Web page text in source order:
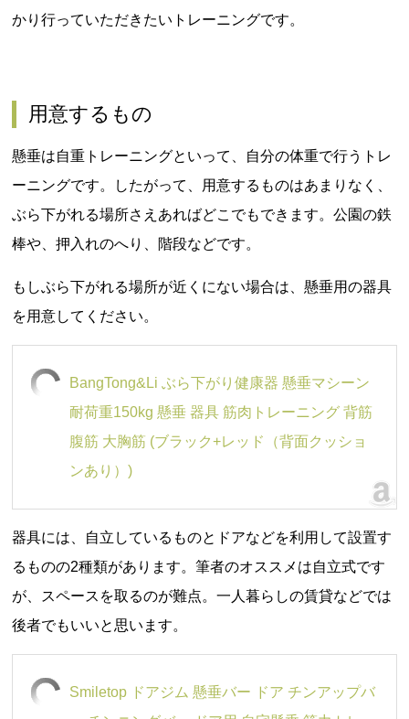
かり行っていただきたいトレーニングです。
用意するもの
懸垂は自重トレーニングといって、自分の体重で行うトレ
ーニングです。したがって、用意するものはあまりなく、
ぶら下がれる場所さえあればどこでもできます。公園の鉄
棒や、押入れのへり、階段などです。
もしぶら下がれる場所が近くにない場合は、懸垂用の器具
を用意してください。
BangTong&Li ぶら下がり健康器 懸垂マシーン
耐荷重150kg 懸垂 器具 筋肉トレーニング 背筋
腹筋 大胸筋 (ブラック+レッド（背面クッショ
ンあり）)
器具には、自立しているものとドアなどを利用して設置す
るものの2種類があります。筆者のオススメは自立式です
が、スペースを取るのが難点。一人暮らしの賃貸などでは
後者でもいいと思います。
Smiletop ドアジム 懸垂バー ドア チンアップバ